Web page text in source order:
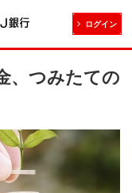
ログイン
、つみたての